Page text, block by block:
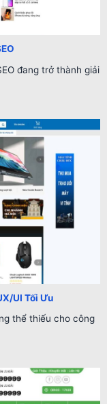
đang trở thành giải
UI Tối Ưu
thể thiếu cho công